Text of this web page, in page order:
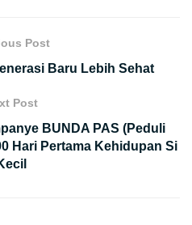
Post
Baru Lebih Sehat
Post
BUNDA PAS (Peduli
Hari Pertama Kehidupan Si